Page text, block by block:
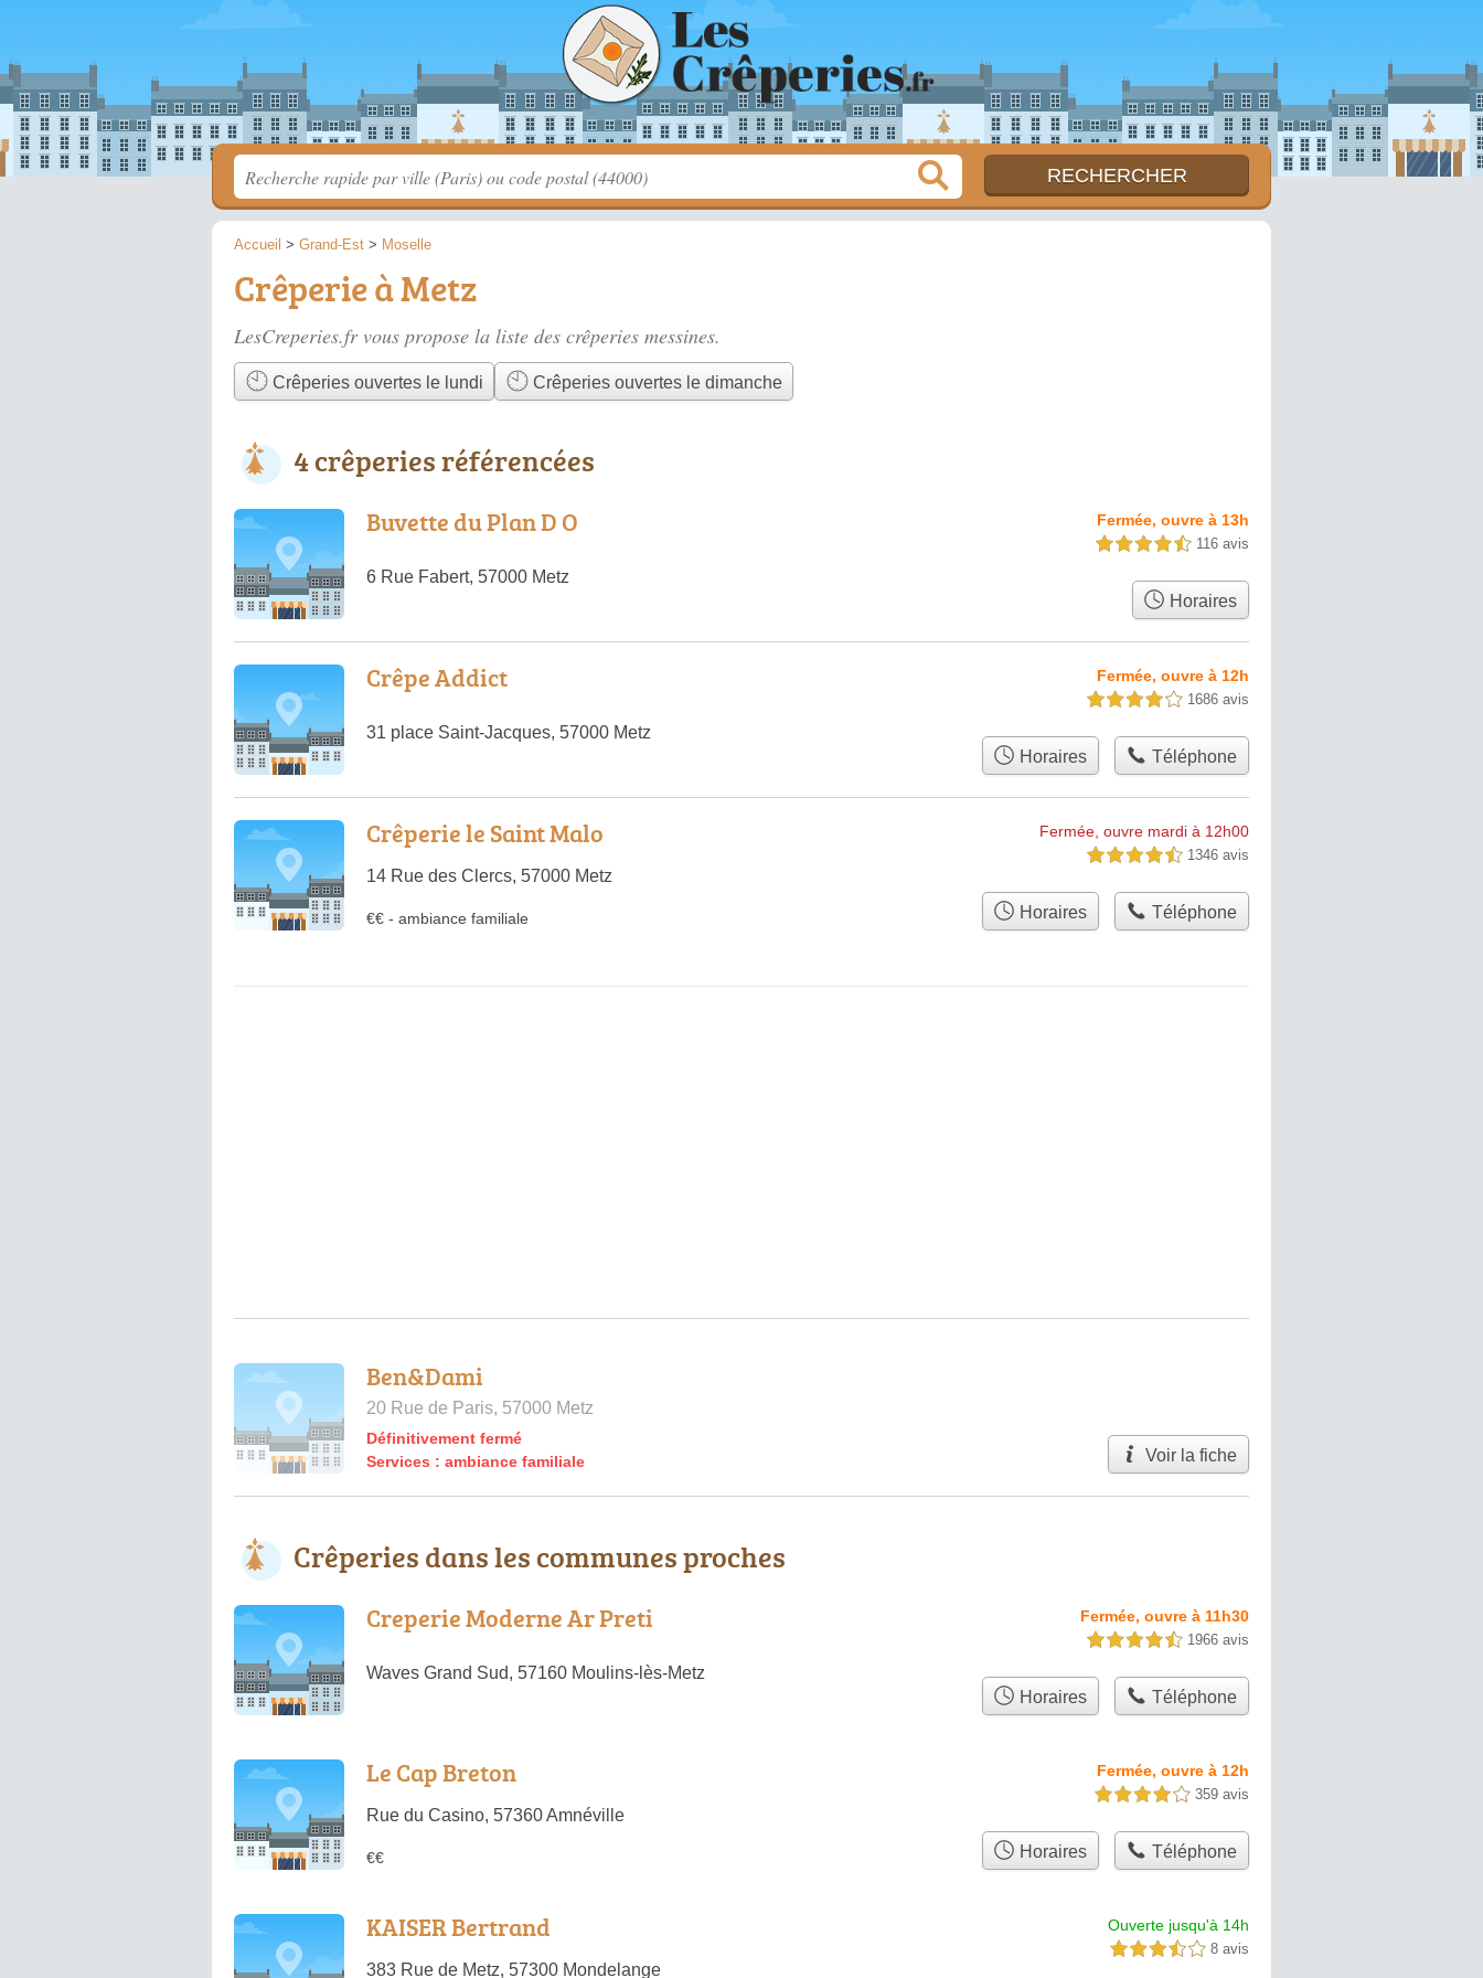
Accueil > Grand-Est > Moselle
Crêperie à Metz
LesCreperies.fr vous propose la liste des crêperies messines.
Crêperies ouvertes le lundi Crêperies ouvertes le dimanche
4 crêperies référencées
Buvette du Plan D O
6 Rue Fabert, 57000 Metz
Fermée, ouvre à 13h
4,5 étoiles sur 5 116 avis
Horaires
Crêpe Addict
31 place Saint-Jacques, 57000 Metz
Fermée, ouvre à 12h
4,0 étoiles sur 5 1686 avis
Horaires Téléphone
Crêperie le Saint Malo
14 Rue des Clercs, 57000 Metz
Fermée, ouvre mardi à 12h00
4,5 étoiles sur 5 1346 avis
€€ - ambiance familiale Horaires Téléphone
Ben&Dami
20 Rue de Paris, 57000 Metz
Définitivement fermé
Services : ambiance familiale Voir la fiche
Crêperies dans les communes proches
Creperie Moderne Ar Preti
Waves Grand Sud, 57160 Moulins-lès-Metz
Fermée, ouvre à 11h30
4,5 étoiles sur 5 1966 avis
Horaires Téléphone
Le Cap Breton
Rue du Casino, 57360 Amnéville
Fermée, ouvre à 12h
4,0 étoiles sur 5 359 avis
€€ Horaires Téléphone
KAISER Bertrand
383 Rue de Metz, 57300 Mondelange
Ouverte jusqu'à 14h
3,5 étoiles sur 5 8 avis